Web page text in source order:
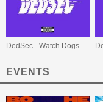
EVENTS